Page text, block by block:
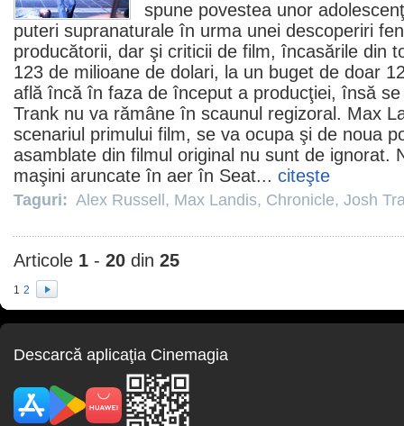
spune povestea unor
puteri supranaturale în urma unei descoperiri
producătorii, dar şi criticii de film, încasările din
123 de milioane de dolari, la un buget de doar
află încă în faza de început a producţiei, însă
Trank nu va rămâne în scaunul regizoral. Max
scenariul primului film, se va ocupa şi de noua
asamblate din filmul original nu sunt de ignorat.
maşini aruncate în aer în Seat... citeşte
Taguri: Alex Russell , Max Landis, Chronicle, Josh
Articole 1 - 20 din 25
1 2
Descarcă aplicaţia Cinemagia